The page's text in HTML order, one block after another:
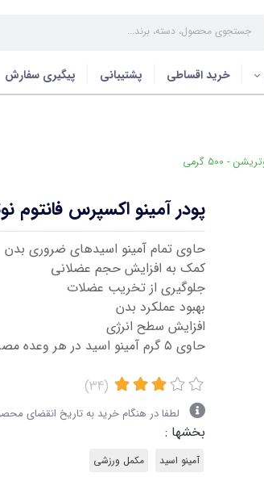
خرید اقساطی پشتیبانی پیگیری سفارش
- 500 گرمی
پودر آمینو اکسپرس فانتوم
حاوی تمام آمینو اسیدهای ضروری بدن
کمک به افزایش حجم عضلانی
جلوگیری از تخریب عضلات
بهبود عملکرد بدن
افزایش سطح انرژی
حاوی ۵ گرم آمینو اسید در هر وعده مصرفی
(34)
لطفا در هنگام خرید به تاریخ انقضای
بخشها :
آمینو اسید مکمل ورزشی